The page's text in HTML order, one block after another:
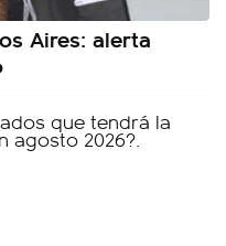
Aires: alerta